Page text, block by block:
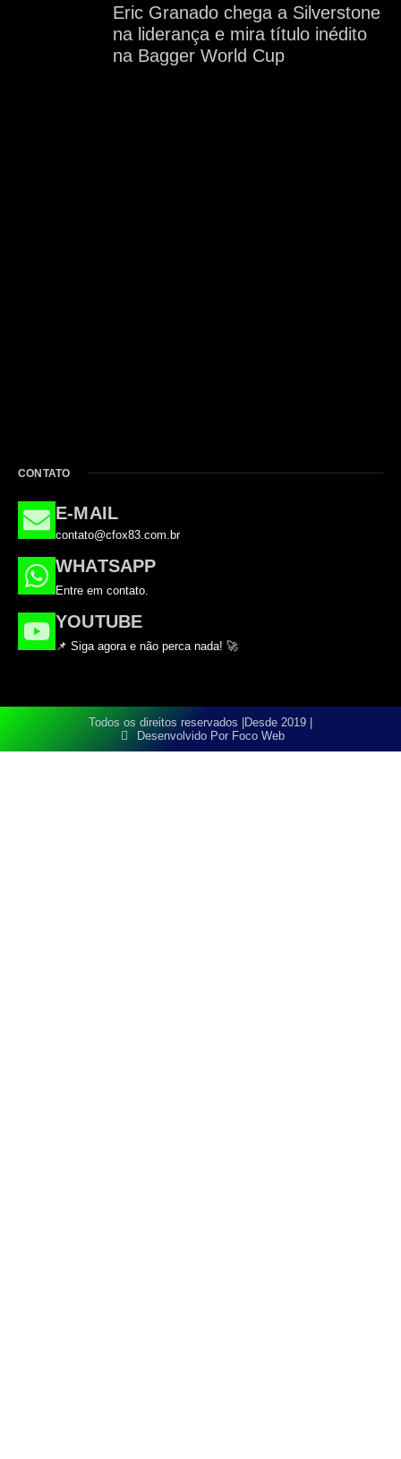
Eric Granado chega a Silverstone
na liderança e mira título inédito
na Bagger World Cup
CONTATO
E-MAIL
contato@cfox83.com.br
WHATSAPP
Entre em contato.
YOUTUBE
📌 Siga agora e não perca nada! 🚀
Todos os direitos reservados |
Desde 2019 |
Desenvolvido Por Foco Web